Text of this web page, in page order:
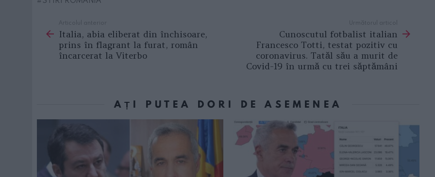
more
Articolul anterior
Italia, abia eliberat din închisoare,
prins în flagrant la furat, român
încarcerat la Viterbo
Următorul articol
Cunoscutul fotbalist italian
Francesco Totti, testat pozitiv cu
coronavirus. Tatăl său a murit de
Covid-19 în urmă cu trei săptămâni
AȚI PUTEA DORI DE ASEMENEA